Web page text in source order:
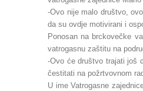
-Ovo nije malo društvo,
da su ovdje motivirani i
Ponosan na brckovečke
vatrogasnu zaštitu na
-Ovo će društvo trajati još
čestitati na požrtvovnom
U ime Vatrogasne